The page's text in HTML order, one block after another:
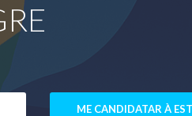
ME CANDIDATAR À